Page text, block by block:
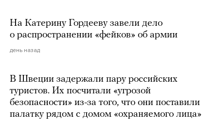
На Катерину Гордееву завели дело
о распространении «фейков» об армии
день назад
В Швеции задержали пару российских
туристов. Их посчитали «угрозой
безопасности» из-за того, что они поставили
палатку рядом с домом «охраняемого лица»